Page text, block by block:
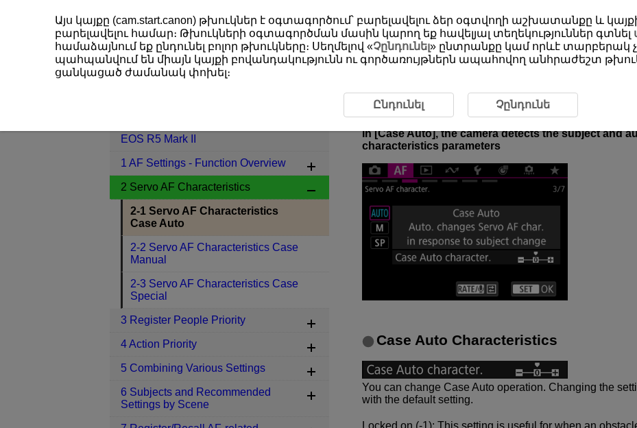
EOS R5 Mark II 2 Servo AF Characteristics 2-1 Servo AF Characteristics Case Auto
2-1 Servo AF Characteristics Case
In [Case Auto], the camera detects the subject and
characteristics parameters
Case Auto Characteristics
You can change Case Auto operation. Changing the
with the default setting.
Locked on (-1): This setting is useful for when an
EOS R5 Mark II
1 AF Settings - Function Overview
2 Servo AF Characteristics
2-1 Servo AF Characteristics
Case Auto
2-2 Servo AF Characteristics Case
Manual
2-3 Servo AF Characteristics Case
Special
3 Register People Priority
4 Action Priority
5 Combining Various Settings
6 Subjects and Recommended
Settings by Scene
Այս կայքը (cam.start.canon) թխուկներ է օգտագործում՝ բարելավելու ձեր օգտվողի աշխատանքը և
բարելավելու համար։ Թխուկների օգտագործման մասին կարող եք հավելյալ տեղեկություններ գտնել
համաձայնում եք ընդունել բոլոր թխուկները։ Սեղմելով «Չընդունել» ընտրանքը կամ որևէ տարբերակ
պահպանվում են միայն կայքի բովանդակությունն ու գործառույթներն ապահովող անհրաժեշտ
ցանկացած ժամանակ փոխել։
Ընդունել Չընդունե